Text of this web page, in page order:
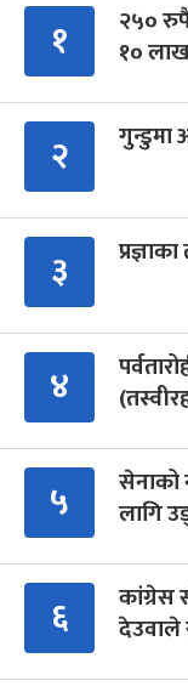
१
२५०
१०
२ गुन्डुमा
३
४
५
सेनाको
लागि
६
कांग्रेस
देउवाले